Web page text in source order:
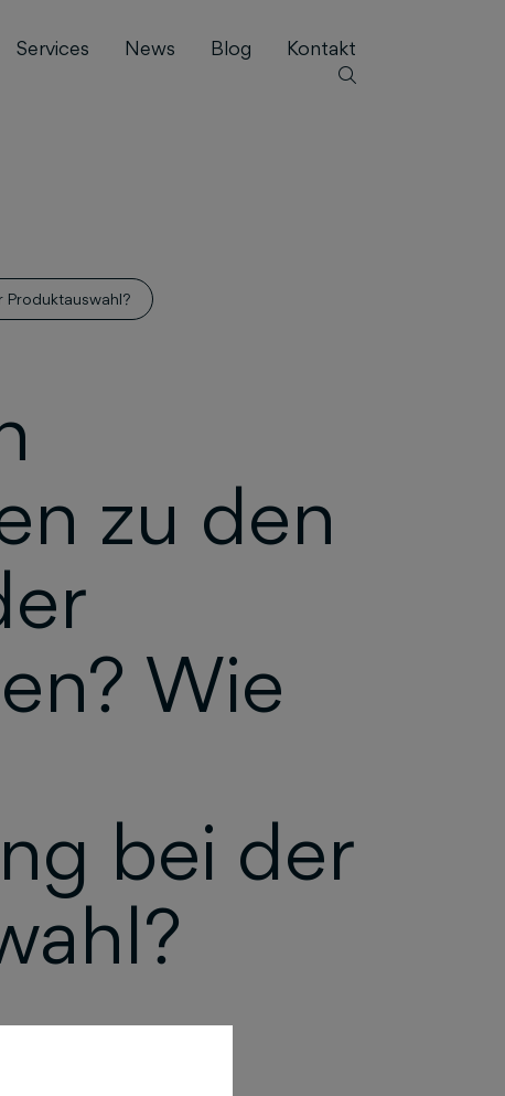
Services News Blog Kontakt
zu den
Wie
bei der